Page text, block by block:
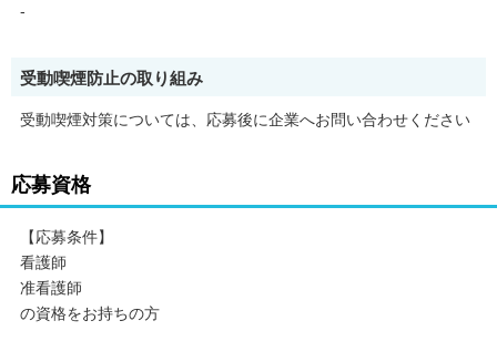
-
受動喫煙防止の取り組み
受動喫煙対策については、応募後に企業へお問い合わせください
応募資格
【応募条件】
看護師
准看護師
の資格をお持ちの方